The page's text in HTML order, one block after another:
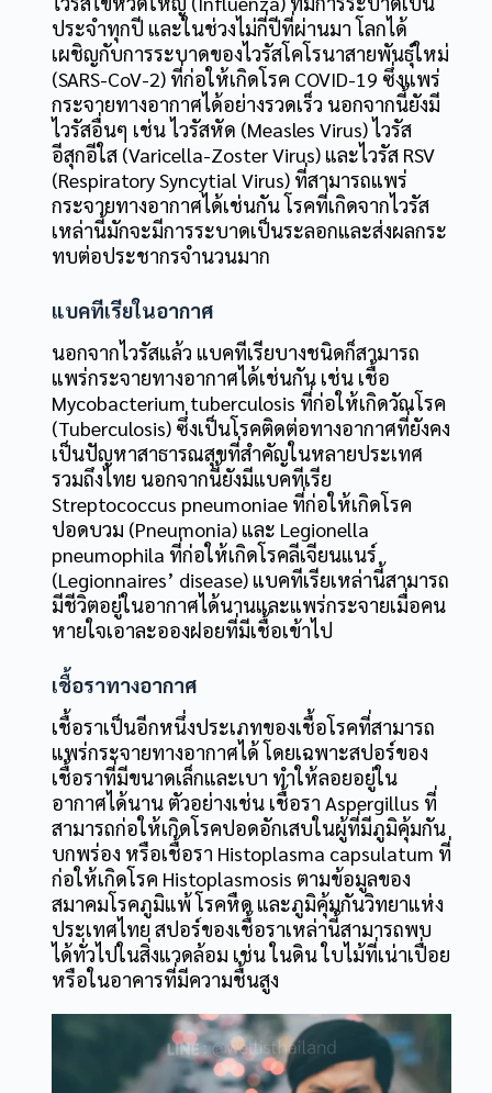
ประจำทุกปี และในช่วงไม่กี่ปีที่ผ่านมา โลกได้
เผชิญกับการระบาดของไวรัสโคโรนาสายพันธุ์ใหม่
(SARS-CoV-2) ที่ก่อให้เกิดโรค COVID-19 ซึ่งแพร่
กระจายทางอากาศได้อย่างรวดเร็ว นอกจากนี้ยังมี
ไวรัสอื่นๆ เช่น ไวรัสหัด (Measles Virus) ไวรัส
อีสุกอีใส (Varicella-Zoster Virus) และไวรัส RSV
(Respiratory Syncytial Virus) ที่สามารถแพร่
กระจายทางอากาศได้เช่นกัน โรคที่เกิดจากไวรัส
เหล่านี้มักจะมีการระบาดเป็นระลอกและส่งผลกระ
ทบต่อประชากรจำนวนมาก
แบคทีเรียในอากาศ
นอกจากไวรัสแล้ว แบคทีเรียบางชนิดก็สามารถ
แพร่กระจายทางอากาศได้เช่นกัน เช่น เชื้อ
Mycobacterium tuberculosis ที่ก่อให้เกิดวัณโรค
(Tuberculosis) ซึ่งเป็นโรคติดต่อทางอากาศที่ยังคง
เป็นปัญหาสาธารณสุขที่สำคัญในหลายประเทศ
รวมถึงไทย นอกจากนี้ยังมีแบคทีเรีย
Streptococcus pneumoniae ที่ก่อให้เกิดโรค
ปอดบวม (Pneumonia) และ Legionella
pneumophila ที่ก่อให้เกิดโรคลีเจียนแนร์
(Legionnaires’ disease) แบคทีเรียเหล่านี้สามารถ
มีชีวิตอยู่ในอากาศได้นานและแพร่กระจายเมื่อคน
หายใจเอาละอองฝอยที่มีเชื้อเข้าไป
เชื้อราทางอากาศ
เชื้อราเป็นอีกหนึ่งประเภทของเชื้อโรคที่สามารถ
แพร่กระจายทางอากาศได้ โดยเฉพาะสปอร์ของ
เชื้อราที่มีขนาดเล็กและเบา ทำให้ลอยอยู่ใน
อากาศได้นาน ตัวอย่างเช่น เชื้อรา Aspergillus ที่
สามารถก่อให้เกิดโรคปอดอักเสบในผู้ที่มีภูมิคุ้มกัน
บกพร่อง หรือเชื้อรา Histoplasma capsulatum ที่
ก่อให้เกิดโรค Histoplasmosis ตามข้อมูลของ
สมาคมโรคภูมิแพ้ โรคหืด และภูมิคุ้มกันวิทยาแห่ง
ประเทศไทย สปอร์ของเชื้อราเหล่านี้สามารถพบ
ได้ทั่วไปในสิ่งแวดล้อม เช่น ในดิน ใบไม้ที่เน่าเปื่อย
หรือในอาคารที่มีความชื้นสูง